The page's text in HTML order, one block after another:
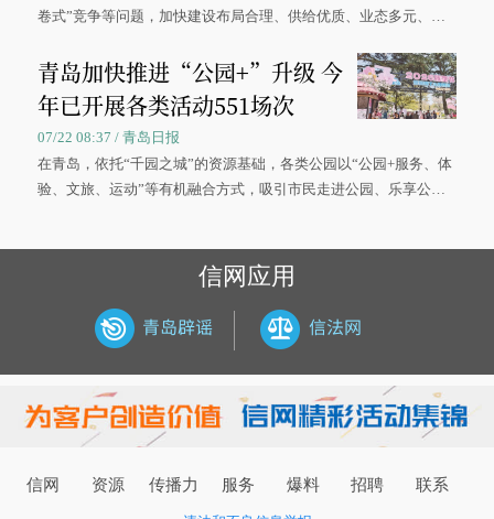
卷式”竞争等问题，加快建设布局合理、供给优质、业态多元、智
青岛加快推进“公园+”升级 今
年已开展各类活动551场次
07/22 08:37 / 青岛日报
在青岛，依托“千园之城”的资源基础，各类公园以“公园+服务、体
验、文旅、运动”等有机融合方式，吸引市民走进公园、乐享公
信网应用
信网 资源 传播力 服务 爆料 招聘 联系